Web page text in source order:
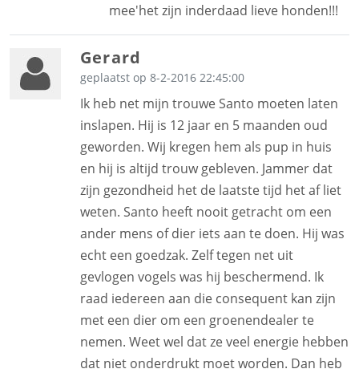
mee'het zijn inderdaad lieve honden!!!
Gerard
geplaatst op 8-2-2016 22:45:00
Ik heb net mijn trouwe Santo moeten laten
inslapen. Hij is 12 jaar en 5 maanden oud
geworden. Wij kregen hem als pup in huis
en hij is altijd trouw gebleven. Jammer dat
zijn gezondheid het de laatste tijd het af liet
weten. Santo heeft nooit getracht om een
ander mens of dier iets aan te doen. Hij was
echt een goedzak. Zelf tegen net uit
gevlogen vogels was hij beschermend. Ik
raad iedereen aan die consequent kan zijn
met een dier om een groenendealer te
nemen. Weet wel dat ze veel energie hebben
dat niet onderdrukt moet worden. Dan heb